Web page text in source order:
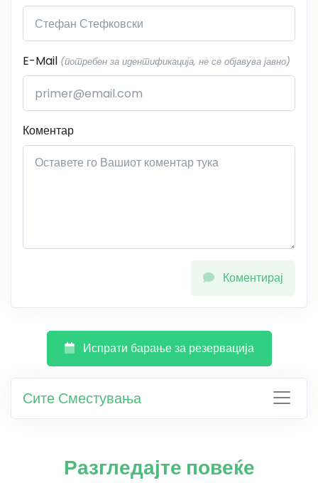
E-Mail (потребен за идентификација, не се објавува јавно)
Коментар
Коментирај
Испрати барање за резервација
Сите Сместувања
Разгледајте повеќе